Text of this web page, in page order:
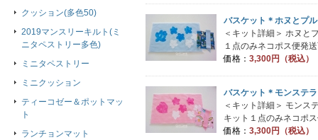
バスケット＊ホヌとプ
＜キット詳細＞ ホヌと
１点のみネコポス便発
価格： 3,300円（税込）
バスケット＊モンステ
＜キット詳細＞ モンス
キット１点のみネコポ
価格： 3,300円（税込）
クッション(多色50)
2019マンスリーキルト(ミ
ニタペストリー多色)
ミニタペストリー
ミニクッション
ティーコゼー＆ポットマッ
ト
ランチョンマット